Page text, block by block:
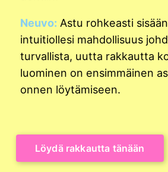
Neuvo: Astu rohkeasti
intuitiollesi mahdollisuus
turvallista, uutta rakkautta
luominen on ensimmäinen
onnen löytämiseen.
Löydä rakkautta tänään